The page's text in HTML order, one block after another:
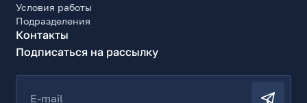
Условия работы
Подразделения
Контакты
Подписаться на рассылку
E-mail